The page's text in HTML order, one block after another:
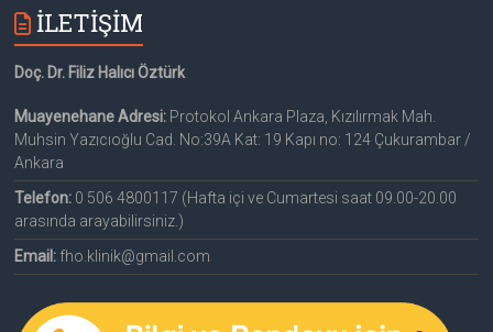
İLETİŞİM
Doç. Dr. Filiz Halıcı Öztürk
Muayenehane Adresi: Protokol Ankara Plaza, Kızılırmak Mah.
Muhsin Yazıcıoğlu Cad. No:39A Kat: 19 Kapı no: 124 Çukurambar /
Ankara
Telefon: 0 506 4800117 (Hafta içi ve Cumartesi saat 09.00-20.00
arasında arayabilirsiniz.)
Email: fho.klinik@gmail.com